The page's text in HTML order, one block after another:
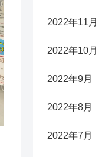
2022年11月
2022年10月
2022年9月
2022年8月
2022年7月